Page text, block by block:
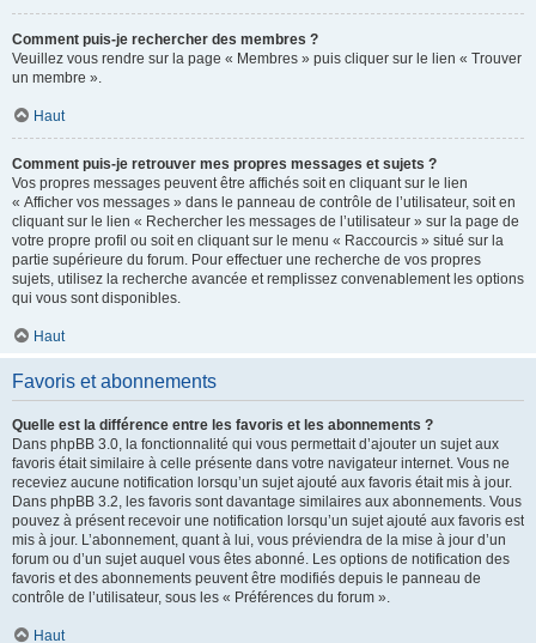
Comment puis-je rechercher des membres ?
Veuillez vous rendre sur la page « Membres » puis cliquer sur le lien « Trouver
un membre ».
Haut
Comment puis-je retrouver mes propres messages et sujets ?
Vos propres messages peuvent être affichés soit en cliquant sur le lien
« Afficher vos messages » dans le panneau de contrôle de l’utilisateur, soit en
cliquant sur le lien « Rechercher les messages de l’utilisateur » sur la page de
votre propre profil ou soit en cliquant sur le menu « Raccourcis » situé sur la
partie supérieure du forum. Pour effectuer une recherche de vos propres
sujets, utilisez la recherche avancée et remplissez convenablement les options
qui vous sont disponibles.
Haut
Favoris et abonnements
Quelle est la différence entre les favoris et les abonnements ?
Dans phpBB 3.0, la fonctionnalité qui vous permettait d’ajouter un sujet aux
favoris était similaire à celle présente dans votre navigateur internet. Vous ne
receviez aucune notification lorsqu’un sujet ajouté aux favoris était mis à jour.
Dans phpBB 3.2, les favoris sont davantage similaires aux abonnements. Vous
pouvez à présent recevoir une notification lorsqu’un sujet ajouté aux favoris est
mis à jour. L’abonnement, quant à lui, vous préviendra de la mise à jour d’un
forum ou d’un sujet auquel vous êtes abonné. Les options de notification des
favoris et des abonnements peuvent être modifiés depuis le panneau de
contrôle de l’utilisateur, sous les « Préférences du forum ».
Haut